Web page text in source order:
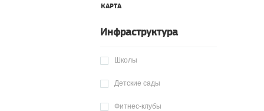
КАРТА
Инфраструктура
Школы
Детские сады
Фитнес-клубы